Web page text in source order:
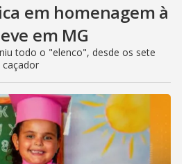
em homenagem à
em MG
todo o "elenco", desde os sete